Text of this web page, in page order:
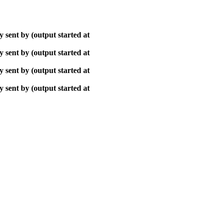
sent by (output started at
sent by (output started at
sent by (output started at
sent by (output started at